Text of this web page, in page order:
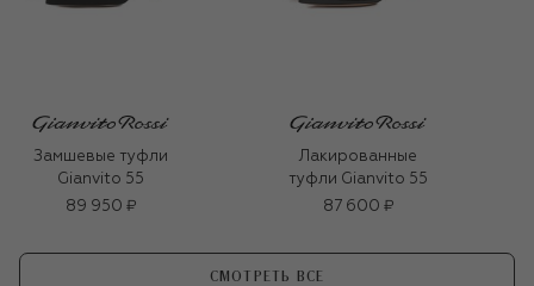
Замшевые туфли
Gianvito 55
89 950 ₽
Лакированные
туфли Gianvito 55
87 600 ₽
СМОТРЕТЬ ВСЕ